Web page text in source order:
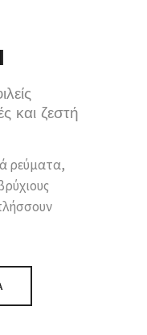
και ζεστή
ρεύματα,